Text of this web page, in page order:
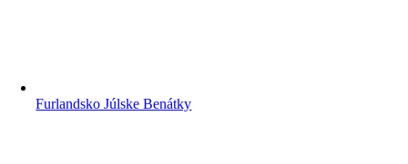
Furlandsko Júlske Benátky